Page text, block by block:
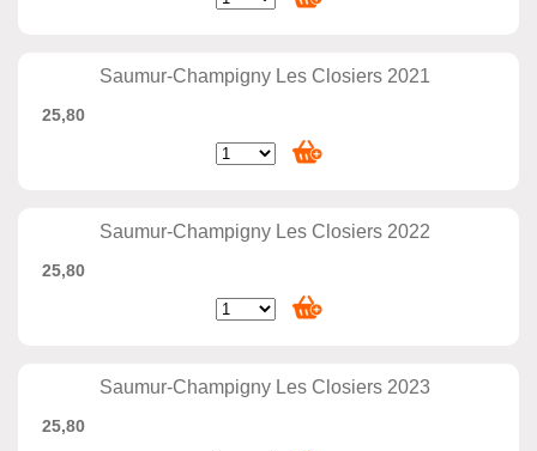
Saumur-Champigny Les Closiers 2021
25,80
Saumur-Champigny Les Closiers 2022
25,80
Saumur-Champigny Les Closiers 2023
25,80